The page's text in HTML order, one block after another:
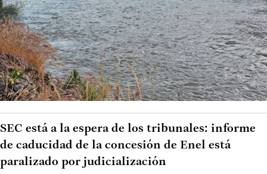
SEC está a la espera de los tribunales: informe
de caducidad de la concesión de Enel está
paralizado por judicialización